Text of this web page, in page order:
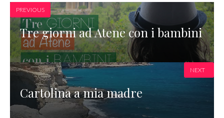
PREVIOUS
Tre giorni ad Atene con i bambini
Cartolina a mia madre
NEXT